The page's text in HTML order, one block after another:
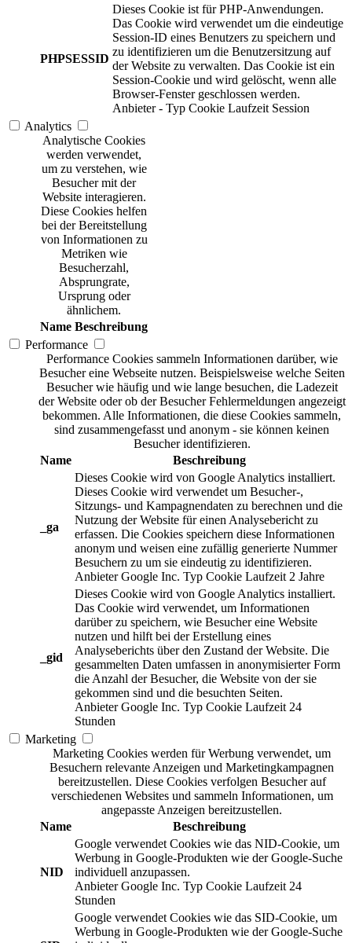
PHPSESSID
Dieses Cookie ist für PHP-Anwendungen.
Das Cookie wird verwendet um die eindeutige
Session-ID eines Benutzers zu speichern und
zu identifizieren um die Benutzersitzung auf
der Website zu verwalten. Das Cookie ist ein
Session-Cookie und wird gelöscht, wenn alle
Browser-Fenster geschlossen werden.
Anbieter - Typ Cookie Laufzeit Session
Analytics
Analytische Cookies
werden verwendet,
um zu verstehen, wie
Besucher mit der
Website interagieren.
Diese Cookies helfen
bei der Bereitstellung
von Informationen zu
Metriken wie
Besucherzahl,
Absprungrate,
Ursprung oder
ähnlichem.
Name Beschreibung
Performance
Performance Cookies sammeln Informationen darüber, wie
Besucher eine Webseite nutzen. Beispielsweise welche Seiten
Besucher wie häufig und wie lange besuchen, die Ladezeit
der Website oder ob der Besucher Fehlermeldungen angezeigt
bekommen. Alle Informationen, die diese Cookies sammeln,
sind zusammengefasst und anonym - sie können keinen
Besucher identifizieren.
Name
Beschreibung
_ga
Dieses Cookie wird von Google Analytics installiert.
Dieses Cookie wird verwendet um Besucher-,
Sitzungs- und Kampagnendaten zu berechnen und die
Nutzung der Website für einen Analysebericht zu
erfassen. Die Cookies speichern diese Informationen
anonym und weisen eine zufällig generierte Nummer
Besuchern zu um sie eindeutig zu identifizieren.
Anbieter Google Inc. Typ Cookie Laufzeit 2 Jahre
_gid
Dieses Cookie wird von Google Analytics installiert.
Das Cookie wird verwendet, um Informationen
darüber zu speichern, wie Besucher eine Website
nutzen und hilft bei der Erstellung eines
Analyseberichts über den Zustand der Website. Die
gesammelten Daten umfassen in anonymisierter Form
die Anzahl der Besucher, die Website von der sie
gekommen sind und die besuchten Seiten.
Anbieter Google Inc. Typ Cookie Laufzeit 24
Stunden
Marketing
Marketing Cookies werden für Werbung verwendet, um
Besuchern relevante Anzeigen und Marketingkampagnen
bereitzustellen. Diese Cookies verfolgen Besucher auf
verschiedenen Websites und sammeln Informationen, um
angepasste Anzeigen bereitzustellen.
Name
Beschreibung
NID
Google verwendet Cookies wie das NID-Cookie, um
Werbung in Google-Produkten wie der Google-Suche
individuell anzupassen.
Anbieter Google Inc. Typ Cookie Laufzeit 24
Stunden
Google verwendet Cookies wie das SID-Cookie, um
Werbung in Google-Produkten wie der Google-Suche